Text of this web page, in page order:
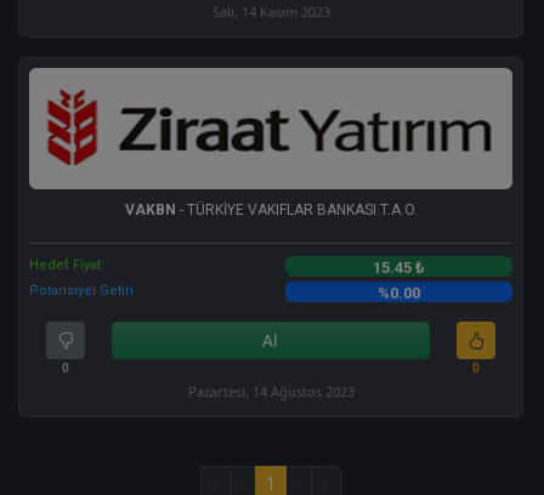
Salı, 14 Kasım 2023
VAKBN - TÜRKİYE VAKIFLAR BANKASI T.A.O.
Hedef Fiyat 15.45 ₺
Potansiyel Getiri %0.00
0
Al
0
Pazartesi, 14 Ağustos 2023
1